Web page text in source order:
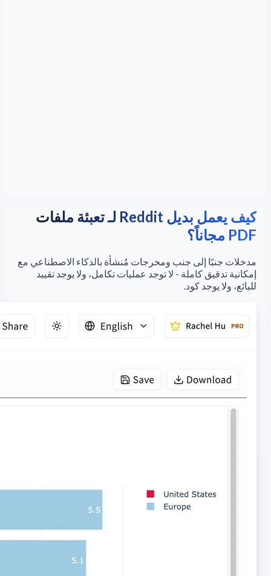
كيف يعمل بديل Reddit لـ تعبئة ملفات
PDF مجاناً؟
مدخلات جنبًا إلى جنب ومخرجات مُنشأة بالذكاء الاصطناعي مع
إمكانية تدقيق كاملة - لا توجد عمليات تكامل، ولا يوجد تقييد
للبائع، ولا يوجد كود.